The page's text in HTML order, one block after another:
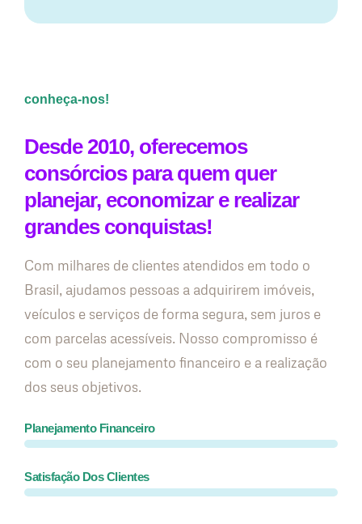
conheça-nos!
Desde 2010, oferecemos
consórcios para quem quer
planejar, economizar e realizar
grandes conquistas!
Com milhares de clientes atendidos em todo o
Brasil, ajudamos pessoas a adquirirem imóveis,
veículos e serviços de forma segura, sem juros e
com parcelas acessíveis. Nosso compromisso é
com o seu planejamento financeiro e a realização
dos seus objetivos.
Planejamento Financeiro
Satisfação Dos Clientes